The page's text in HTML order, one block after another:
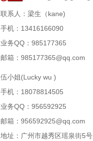
联系人：梁生（kane)
手机：13416166090
业务QQ：985177365
邮箱：985177365@qq.com
伍小姐(Lucky wu )
手机：18078814505
业务QQ：956592925
邮箱：956592925@qq.com
地址：广州市越秀区瑶泉街5号